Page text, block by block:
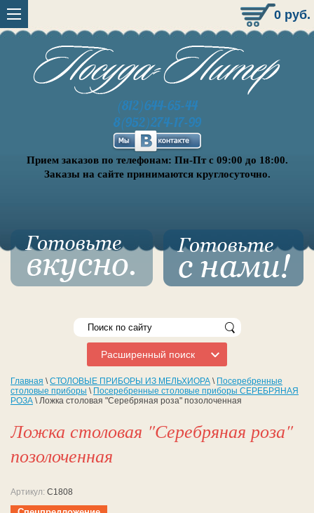
0 руб.
(812)644-65-44
8(952)274-17-99
Прием заказов по телефонам: Пн-Пт с 09:00 до 18:00.
Заказы на сайте принимаются круглосуточно.
Расширенный поиск
Главная \СТОЛОВЫЕ ПРИБОРЫ ИЗ МЕЛЬХИОРА \ Посеребренные
столовые приборы \ Посеребренные столовые приборы СЕРЕБРЯНАЯ
РОЗА \ Ложка столовая "Серебряная роза" позолоченная
Ложка столовая "Серебряная роза"
позолоченная
Артикул: С1808